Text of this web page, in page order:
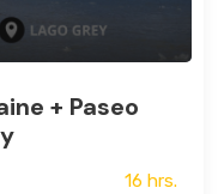
+ Paseo
16 hrs.